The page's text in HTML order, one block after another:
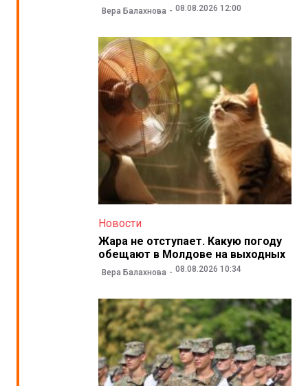
Вера Балахнова 08.08.2026 12:00
Новости
Жара не отступает. Какую погоду
обещают в Молдове на выходных
Вера Балахнова 08.08.2026 10:34